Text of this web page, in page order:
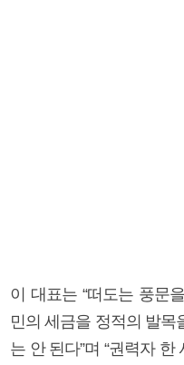
이 대표는 “떠도는 풍문
민의 세금을 정적의 발목
는 안 된다”며 “권력자